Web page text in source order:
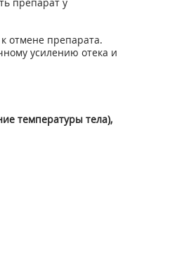
отмене препарата.
усилению отека и
температуры тела),